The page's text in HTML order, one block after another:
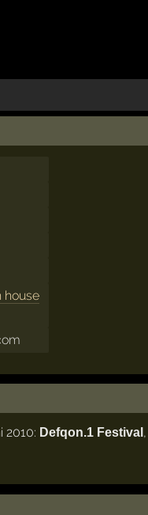
house
2010: Defqon.1 Festival ,